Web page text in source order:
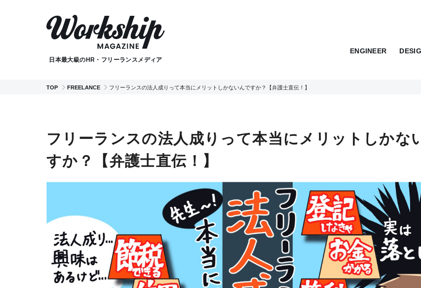
日本最大級のHR・フリーランスメディア
ENGINEER
TOP FREELANCE フリーランスの法人成りって本当にメリットしかないんですか？【弁護士直伝！】
フリーランスの法人成りって本当にメリットしかな
すか？【弁護士直伝！】